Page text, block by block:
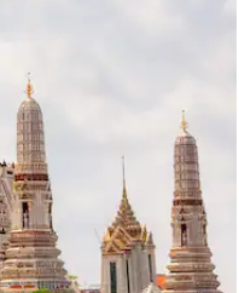
alebo ich preskúmať